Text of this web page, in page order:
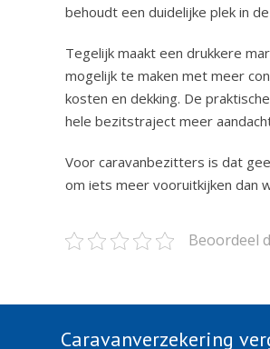
behoudt een duidelijke plek in
Tegelijk maakt een drukkere
mogelijk te maken met meer
kosten en dekking. De
hele bezitstraject meer
Voor caravanbezitters is dat
om iets meer vooruitkijken dan
Beoordeel
Caravanverzekering